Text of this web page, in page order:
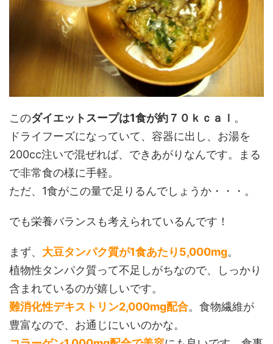
このダイエットスープは1食が約７０ｋｃａｌ 。
ドライフーズになっていて、容器に出し、お湯を
200cc注いで混ぜれば、できあがりなんです。まる
で非常食の様に手軽。
ただ、1食がこの量で足りるんでしょうか・・・。
でも栄養バランスも考えられているんです！
まず、 大豆タンパク質が1食あたり5,000mg。
植物性タンパク質って不足しがちなので、しっかり
含まれているのが嬉しいです。
難消化性デキストリン2,000mg配合。食物繊維が
豊富なので、お通じにいいのかな。